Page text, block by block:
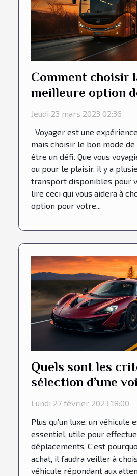
Comment choisir
meilleure option
transport pour
Jeudi 23 mars 2023 02:36
Voyager est une
mais choisir le bon mode
être un défi. Que vous
ou pour le plaisir, il y a
transport disponibles pour
lire ceci qui vous aidera à
option pour votre...
Quels sont les
sélection d’une
performante ?
Lundi 27 février 2023 18:00
Plus qu’un luxe, un véhicule
essentiel, utile pour
déplacements. C’est
achat, il faudra veiller à
véhicule répondant aux